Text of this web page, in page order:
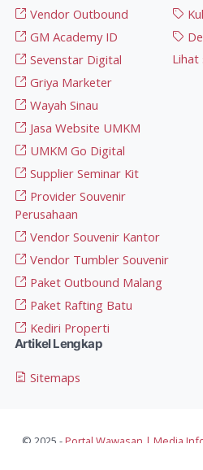
Vendor Outbound
GM Academy ID
Sevenstar Digital
Griya Marketer
Wayah Sinau
Jasa Website UMKM
UMKM Go Digital
Supplier Seminar Kit
Provider Souvenir
Perusahaan
Vendor Souvenir Kantor
Vendor Tumbler Souvenir
Paket Outbound Malang
Paket Rafting Batu
Kediri Properti
Lihat
Artikel Lengkap
Sitemaps
© 2025 -Portal Wawasan | Media